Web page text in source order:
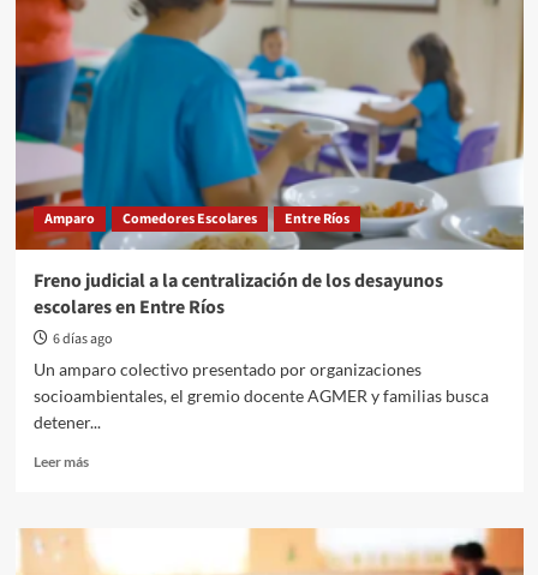
Amparo Comedores Escolares Entre Ríos
Freno judicial a la centralización de los desayunos
escolares en Entre Ríos
6 días ago
Un amparo colectivo presentado por organizaciones
socioambientales, el gremio docente AGMER y familias busca
detener...
Leer másRead
Freno
judicial